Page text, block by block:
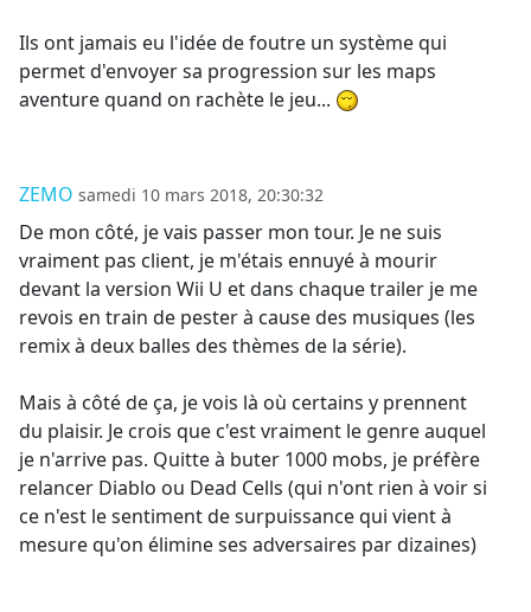
Ils ont jamais eu l'idée de foutre un système qui
permet d'envoyer sa progression sur les maps
aventure quand on rachète le jeu...
ZEMO samedi 10 mars 2018, 20:30:32
De mon côté, je vais passer mon tour. Je ne suis
vraiment pas client, je m'étais ennuyé à mourir
devant la version Wii U et dans chaque trailer je me
revois en train de pester à cause des musiques (les
remix à deux balles des thèmes de la série).
Mais à côté de ça, je vois là où certains y prennent
du plaisir. Je crois que c'est vraiment le genre auquel
je n'arrive pas. Quitte à buter 1000 mobs, je préfère
relancer Diablo ou Dead Cells (qui n'ont rien à voir si
ce n'est le sentiment de surpuissance qui vient à
mesure qu'on élimine ses adversaires par dizaines)